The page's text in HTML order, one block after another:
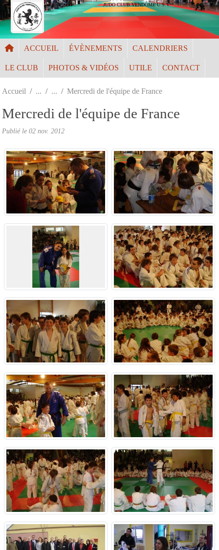
JUDO CLUB VENDÔME U.S.V.
ACCUEIL ÉVÈNEMENTS CALENDRIERS
LE CLUB PHOTOS & VIDÉOS UTILE CONTACT
Accueil Mercredi de l'équipe de France
Mercredi de l'équipe de France
Publié le 02 nov. 2012
Panneau de gestion des cookies